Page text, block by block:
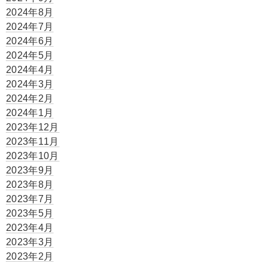
2024年8月
2024年7月
2024年6月
2024年5月
2024年4月
2024年3月
2024年2月
2024年1月
2023年12月
2023年11月
2023年10月
2023年9月
2023年8月
2023年7月
2023年5月
2023年4月
2023年3月
2023年2月